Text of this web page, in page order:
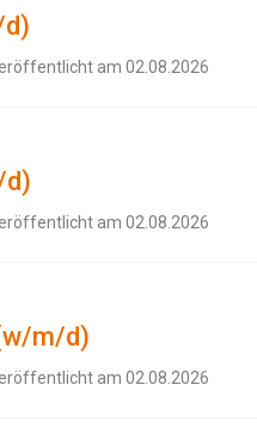
am 02.08.2026
d)
am 02.08.2026
m/d)
am 02.08.2026